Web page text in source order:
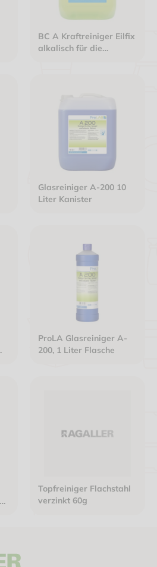
BC A Kraftreiniger Eilfix
alkalisch für die
Glasreiniger A-200 10
Liter Kanister
ProLA Glasreiniger A-
200, 1 Liter Flasche
Topfreiniger Flachstahl
verzinkt 60g